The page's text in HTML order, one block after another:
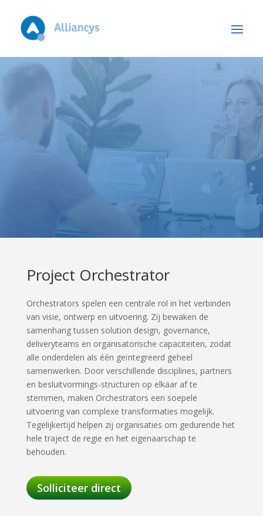
Project Orchestrator
Orchestrators spelen een centrale rol in het verbinden
van visie, ontwerp en uitvoering. Zij bewaken de
samenhang tussen solution design, governance,
deliveryteams en organisatorische capaciteiten, zodat
alle onderdelen als één geïntegreerd geheel
samenwerken. Door verschillende disciplines, partners
en besluitvormings-structuren op elkaar af te
stemmen, maken Orchestrators een soepele
uitvoering van complexe transformaties mogelijk.
Tegelijkertijd helpen zij organisaties om gedurende het
hele traject de regie en het eigenaarschap te
behouden.
Solliciteer direct